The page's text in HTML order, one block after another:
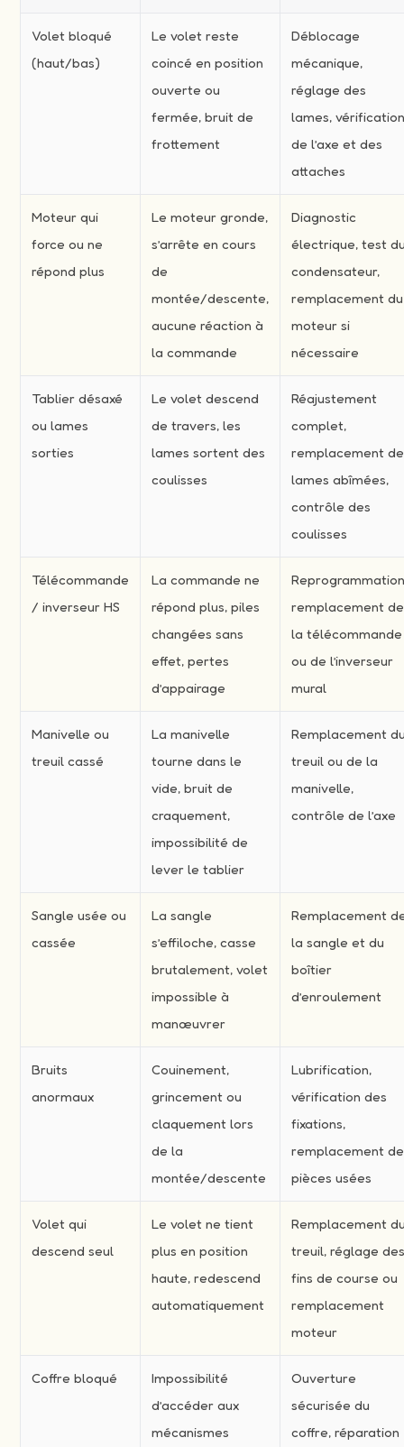
Volet bloqué
(haut/bas)
Le volet reste
coincé en position
ouverte ou
fermée, bruit de
frottement
Déblocage
mécanique,
réglage des
lames,
de l’axe et des
attaches
Moteur qui
force ou ne
répond plus
Le moteur gronde,
s’arrête en cours
de
montée/descente,
aucune réaction à
la commande
Diagnostic
électrique, test
condensateur,
remplacement du
moteur si
nécessaire
Tablier désaxé
ou lames
sorties
Le volet descend
de travers, les
lames sortent des
coulisses
Réajustement
complet,
remplacement de
lames abîmées,
contrôle des
coulisses
Télécommande
/ inverseur HS
La commande ne
répond plus, piles
changées sans
effet, pertes
d’appairage
remplacement de
la télécommande
ou de l’inverseur
mural
Manivelle ou
treuil cassé
La manivelle
tourne dans le
vide, bruit de
craquement,
impossibilité de
lever le tablier
Remplacement
treuil ou de la
manivelle,
contrôle de l’axe
Sangle usée ou
cassée
La sangle
s’effiloche, casse
brutalement, volet
impossible à
manœuvrer
Remplacement
la sangle et du
boîtier
d’enroulement
Bruits
anormaux
Couinement,
grincement ou
claquement lors
de la
montée/descente
Lubrification,
vérification des
fixations,
remplacement de
pièces usées
Volet qui
descend seul
Le volet ne tient
plus en position
haute, redescend
automatiquement
Remplacement
treuil, réglage
fins de course ou
remplacement
moteur
Coffre bloqué
Impossibilité
d’accéder aux
mécanismes
Ouverture
sécurisée du
coffre, réparation